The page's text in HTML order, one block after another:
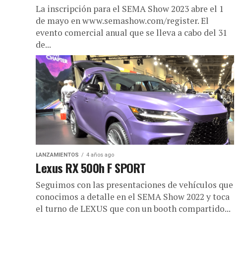
La inscripción para el SEMA Show 2023 abre el 1
de mayo en www.semashow.com/register. El
evento comercial anual que se lleva a cabo del 31
de...
LANZAMIENTOS 4 años ago
Lexus RX 500h F SPORT
Seguimos con las presentaciones de vehículos que
conocimos a detalle en el SEMA Show 2022 y toca
el turno de LEXUS que con un booth compartido...